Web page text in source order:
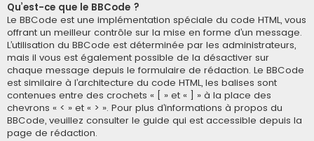
Qu’est-ce que le BBCode ?
Le BBCode est une implémentation spéciale du code HTML, vous
offrant un meilleur contrôle sur la mise en forme d’un message.
L’utilisation du BBCode est déterminée par les administrateurs,
mais il vous est également possible de la désactiver sur
chaque message depuis le formulaire de rédaction. Le BBCode
est similaire à l’architecture du code HTML, les balises sont
contenues entre des crochets « [ » et « ] » à la place des
chevrons « < » et « > ». Pour plus d’informations à propos du
BBCode, veuillez consulter le guide qui est accessible depuis la
page de rédaction.